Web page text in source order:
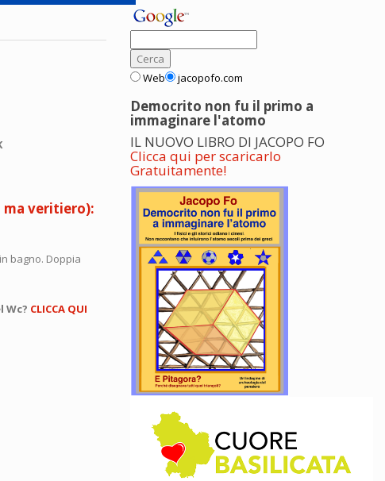
ma veritiero):
bagno. Doppia
Wc? CLICCA QUI
Web jacopofo.com
Democrito non fu il primo a
immaginare l'atomo
IL NUOVO LIBRO DI JACOPO FO
Clicca qui per scaricarlo
Gratuitamente!